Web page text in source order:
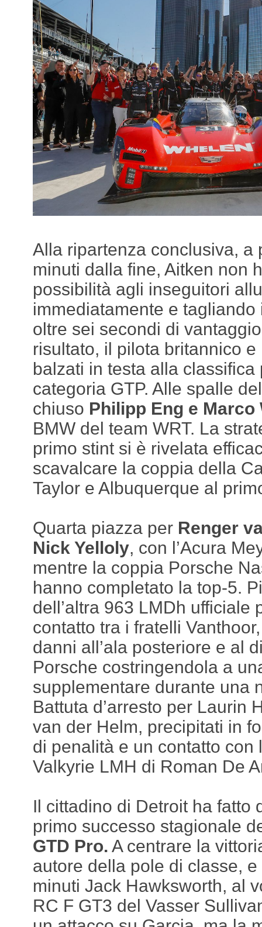
Alla ripartenza conclusiva, a
minuti dalla fine, Aitken non
possibilità agli inseguitori
immediatamente e
oltre sei secondi di
risultato, il pilota britannico
balzati in testa alla classifica
categoria GTP. Alle spalle
chiuso Philipp Eng e Marco
BMW del team WRT. La
primo stint si è rivelata
scavalcare la coppia della
Taylor e Albuquerque al
Quarta piazza per Renger
Nick Yelloly, con l’Acura
mentre la coppia Porsche
hanno completato la top-5.
dell’altra 963 LMDh ufficiale
contatto tra i fratelli
danni all’ala posteriore e al
Porsche costringendola a
supplementare durante una
Battuta d’arresto per Laurin
van der Helm, precipitati in
di penalità e un contatto con
Valkyrie LMH di Roman De
Il cittadino di Detroit ha fatto
primo successo stagionale
GTD Pro. A centrare la
autore della pole di classe, e
minuti Jack Hawksworth, al
RC F GT3 del Vasser